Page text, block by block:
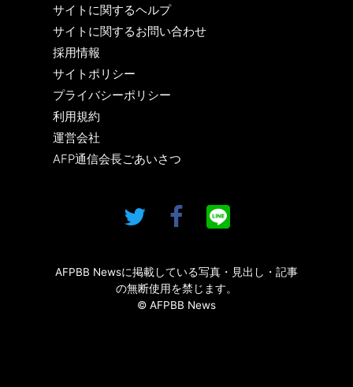
サイトに関するヘルプ
サイトに関するお問い合わせ
採用情報
サイトポリシー
プライバシーポリシー
利用規約
運営会社
AFP通信会長ごあいさつ
AFPBB Newsに掲載している写真・見出し・記事
の無断使用を禁じます。
© AFPBB News